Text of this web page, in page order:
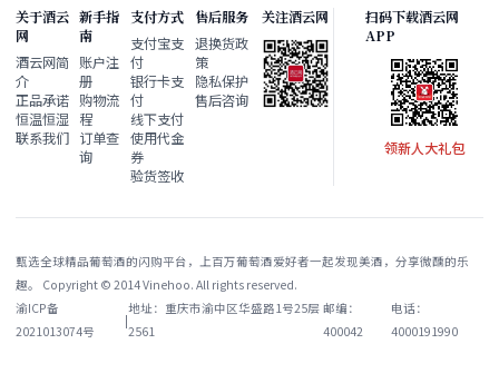
关于酒云
网
酒云网简
介
正品承诺
恒温恒湿
联系我们
新手指
南
账户注
册
购物流
程
订单查
询
支付方式
支付宝支
付
银行卡支
付
线下支付
使用代金
券
验货签收
售后服务
退换货政
策
隐私保护
售后咨询
关注酒云网
扫码下载酒云网
APP
领新人大礼包
甄选全球精品葡萄酒的闪购平台，上百万葡萄酒爱好者一起发现美酒，分享微醺的乐
趣。 Copyright © 2014 Vinehoo. All rights reserved.
渝ICP备
2021013074号
|
地址：重庆市渝中区华盛路1号25层
2561
邮编：
400042
电话：
4000191990